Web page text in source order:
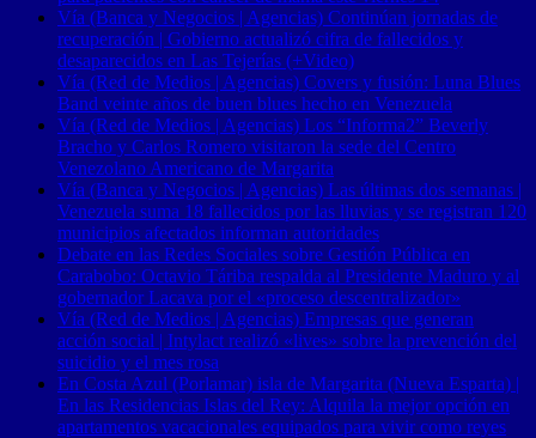
Vía (Banca y Negocios | Agencias) Continúan jornadas de
recuperación | Gobierno actualizó cifra de fallecidos y
desaparecidos en Las Tejerías (+Video)
Vía (Red de Medios | Agencias) Covers y fusión: Luna Blues
Band veinte años de buen blues hecho en Venezuela
Vía (Red de Medios | Agencias) Los “Informa2” Beverly
Bracho y Carlos Romero visitaron la sede del Centro
Venezolano Americano de Margarita
Vía (Banca y Negocios | Agencias) Las últimas dos semanas |
Venezuela suma 18 fallecidos por las lluvias y se registran 120
municipios afectados informan autoridades
Debate en las Redes Sociales sobre Gestión Pública en
Carabobo: Octavio Táriba respalda al Presidente Maduro y al
gobernador Lacava por el «proceso descentralizador»
Vía (Red de Medios | Agencias) Empresas que generan
acción social | Intylact realizó «lives» sobre la prevención del
suicidio y el mes rosa
En Costa Azul (Porlamar) isla de Margarita (Nueva Esparta) |
En las Residencias Islas del Rey: Alquila la mejor opción en
apartamentos vacacionales equipados para vivir como reyes